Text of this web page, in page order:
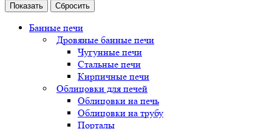
Сбросить
Банные печи
Дровяные банные печи
Чугунные печи
Стальные печи
Кирпичные печи
Облицовки для печей
Облицовки на печь
Облицовки на трубу
Порталы